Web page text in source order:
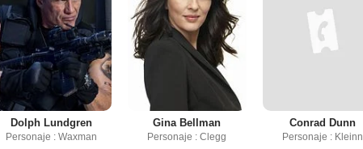
Dolph Lundgren
Personaje : Waxman
Gina Bellman
Personaje : Clegg
Conrad Dunn
Personaje : Kleinn